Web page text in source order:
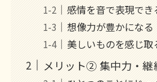
感情を音で表現でき
想像力が豊かになる
美しいものを感じ取
メリット② 集中力・継